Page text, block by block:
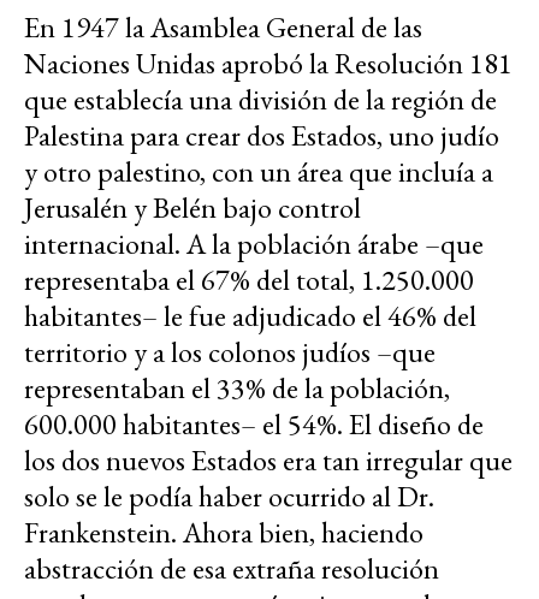
En 1947 la Asamblea General de las
Naciones Unidas aprobó la Resolución 181
que establecía una división de la región de
Palestina para crear dos Estados, uno judío
y otro palestino, con un área que incluía a
Jerusalén y Belén bajo control
internacional. A la población árabe –que
representaba el 67% del total, 1.250.000
habitantes– le fue adjudicado el 46% del
territorio y a los colonos judíos –que
representaban el 33% de la población,
600.000 habitantes– el 54%. El diseño de
los dos nuevos Estados era tan irregular que
solo se le podía haber ocurrido al Dr.
Frankenstein. Ahora bien, haciendo
abstracción de esa extraña resolución